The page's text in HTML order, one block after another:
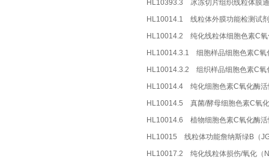
HL10393.3 冰冻切片组织线粒体膜
HL10014.1 线粒体外膜功能检测试
HL10014.2 纯化线粒体细胞色素C
HL10014.3.1 细胞样品细胞色素C
HL10014.3.2 组织样品细胞色素C
HL10014.4 纯化细胞色素C氧化酶
HL10014.5 真菌/酵母细胞色素C氧
HL10014.6 植物细胞色素C氧化酶
HL10015 线粒体功能詹纳斯绿B（
HL10017.2 纯化线粒体损伤/氧化（